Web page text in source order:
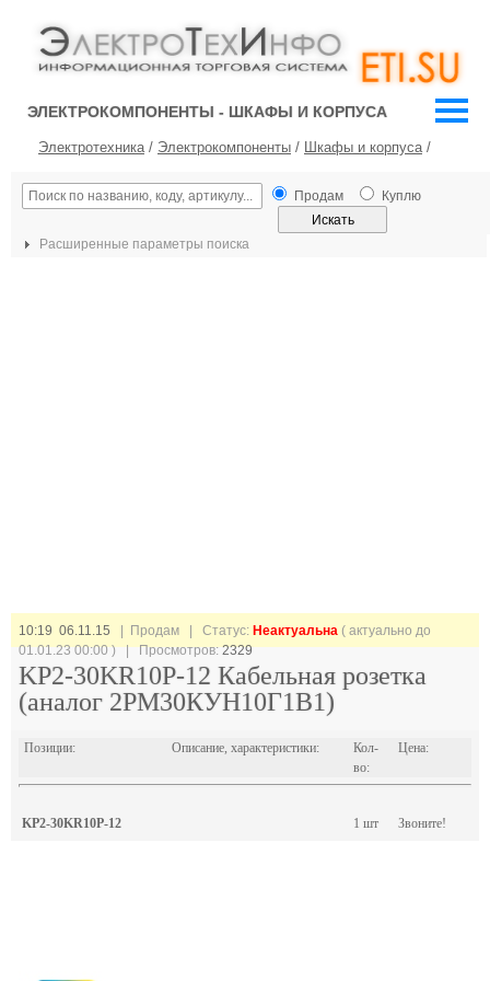
ЭЛЕКТРОКОМПОНЕНТЫ - ШКАФЫ И КОРПУСА
Электротехника/ Электрокомпоненты / Шкафы и корпуса/
Продам Куплю
Расширенные параметры поиска
10:19 06.11.15 | Продам | Статус: Неактуальна ( актуально до
01.01.23 00:00 ) | Просмотров:2329
KP2-30KR10P-12 Кабельная розетка
(аналог 2РМ30КУН10Г1В1)
Позиции: Описание, характеристики:
Кол-
во:
Цена:
KP2-30KR10P-12 1 шт Звоните!